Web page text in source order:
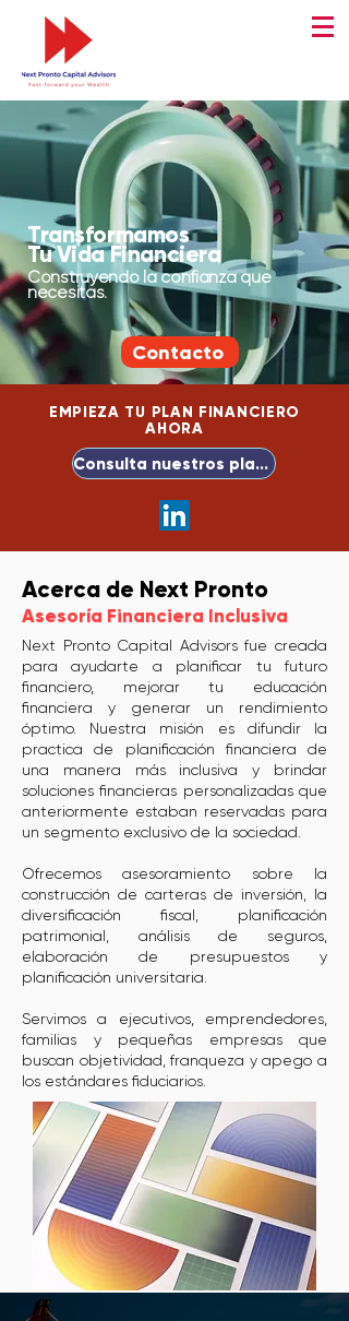
Transformamos
Tu Vida Financiera
Construyendo la confianza que
necesitas.
Contacto
EMPIEZA TU PLAN FINANCIERO
AHORA
Consulta nuestros planes
Acerca de Next Pronto
Next Pronto Capital Advisors fue creada
para ayudarte a planificar tu futuro
financiero, mejorar tu educación
financiera y generar un rendimiento
óptimo. Nuestra misión es difundir la
practica de planificación financiera de
una manera más inclusiva y brindar
soluciones financieras personalizadas que
anteriormente estaban reservadas para
un segmento exclusivo de la sociedad.
Ofrecemos asesoramiento sobre la
construcción de carteras de inversión, la
diversificación fiscal, planificación
patrimonial, análisis de seguros,
elaboración de presupuestos y
planificación universitaria.​
Servimos a ejecutivos, emprendedores,
familias y pequeñas empresas que
buscan objetividad, franqueza y apego a
los estándares fiduciarios.
Asesoría Financiera Inclusiva